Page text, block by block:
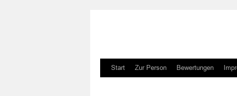
Zum
Start Zur Person Bewertungen